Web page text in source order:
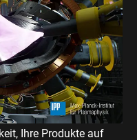
Ihre Produkte auf